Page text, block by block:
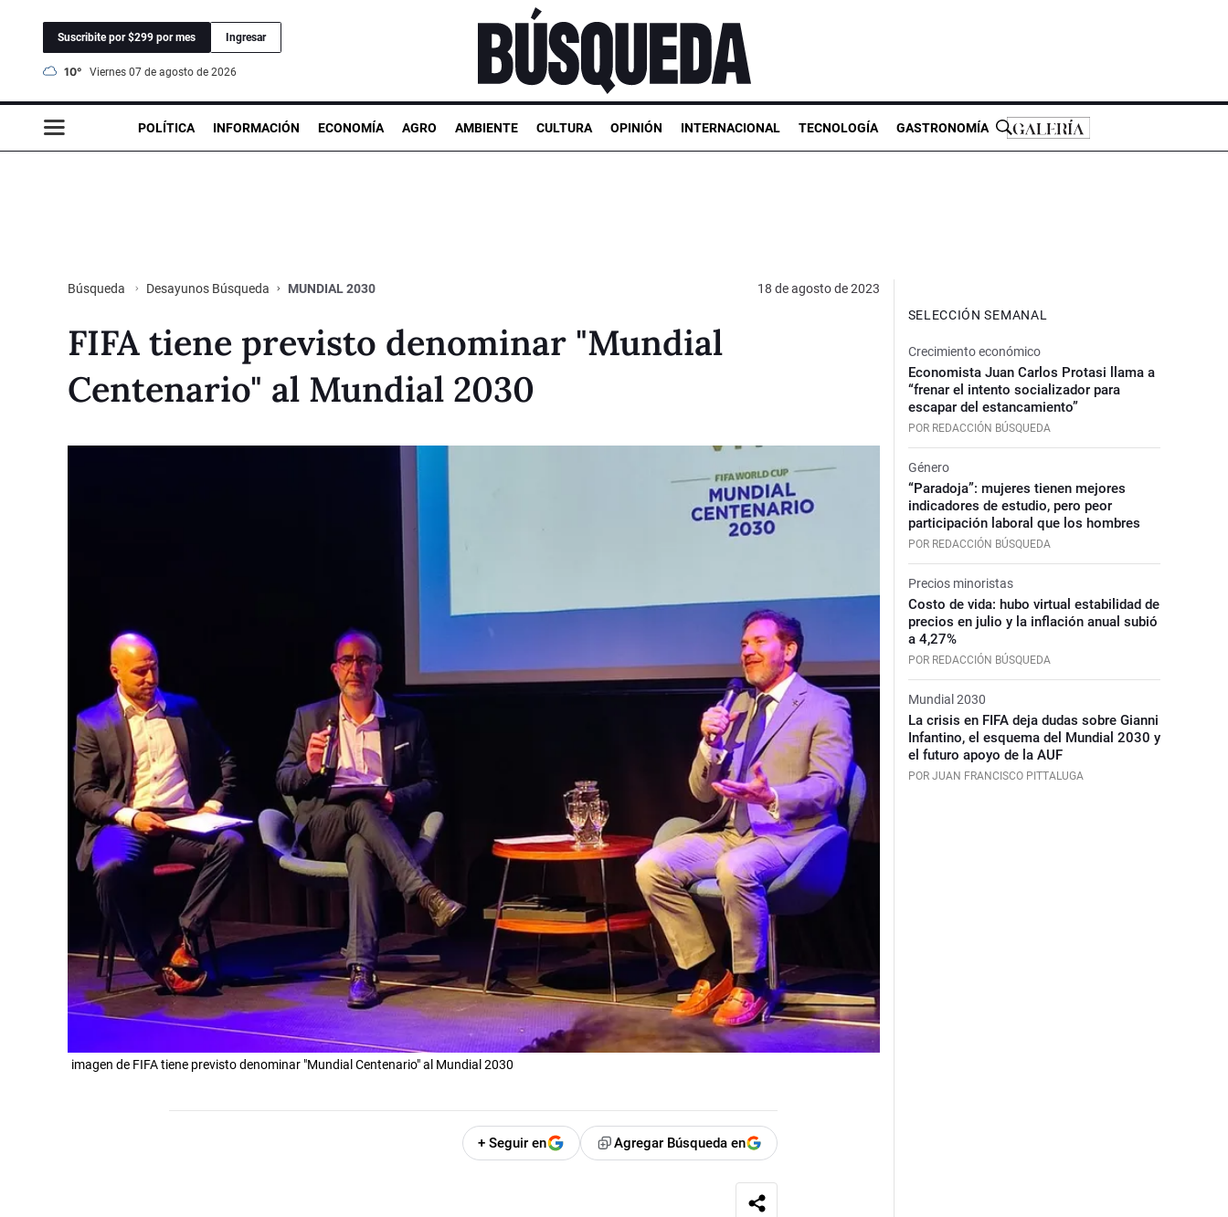
Suscribite por $299 por mes Ingresar
10° viernes 07 de agosto de 2026
POLÍTICA INFORMACIÓN ECONOMÍA AGRO AMBIENTE CULTURA OPINIÓN INTERNACIONAL TECNOLOGÍA GASTRONOMÍA
Búsqueda Desayunos Búsqueda MUNDIAL 2030 18 de agosto de 2023
FIFA tiene previsto denominar "Mundial
Centenario" al Mundial 2030
imagen de FIFA tiene previsto denominar "Mundial Centenario" al Mundial 2030
+ Seguir en Agregar Búsqueda en
SELECCIÓN SEMANAL
Crecimiento económico
Economista Juan Carlos Protasi llama a
“frenar el intento socializador para
escapar del estancamiento”
POR REDACCIÓN BÚSQUEDA
Género
“Paradoja”: mujeres tienen mejores
indicadores de estudio, pero peor
participación laboral que los hombres
POR REDACCIÓN BÚSQUEDA
Precios minoristas
Costo de vida: hubo virtual estabilidad de
precios en julio y la inflación anual subió
a 4,27%
POR REDACCIÓN BÚSQUEDA
Mundial 2030
La crisis en FIFA deja dudas sobre Gianni
Infantino, el esquema del Mundial 2030 y
el futuro apoyo de la AUF
POR JUAN FRANCISCO PITTALUGA